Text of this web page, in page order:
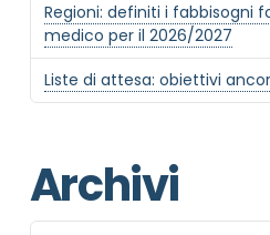
Regioni: definiti i fabbisogni
medico per il 2026/2027
Liste di attesa: obiettivi
Archivi